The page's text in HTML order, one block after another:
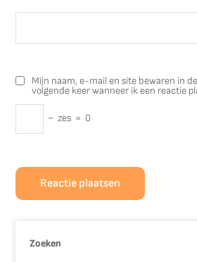
Mijn naam, e-mail en site bewaren in
volgende keer wanneer ik een reactie
− zes = 0
Zoeken